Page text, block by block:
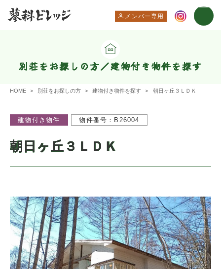
メンバー専用
別荘をお探しの方／建物付き物件を探す
HOME 別荘をお探しの方 建物付き物件を探す 朝日ヶ丘３ＬＤＫ
建物付き物件 物件番号：B26004
朝日ヶ丘３ＬＤＫ